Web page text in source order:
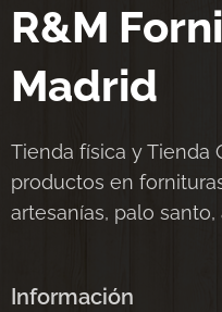
R&M
Madrid
Tienda física y
productos en
artesanías, palo
Información